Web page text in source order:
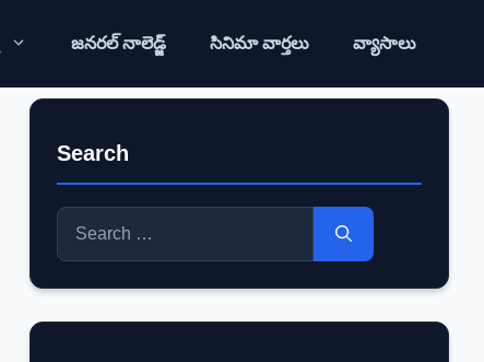
జనరల్ నాలెడ్జ్ సినిమా వార్తలు వ్యాసాలు
Search
Search
for: